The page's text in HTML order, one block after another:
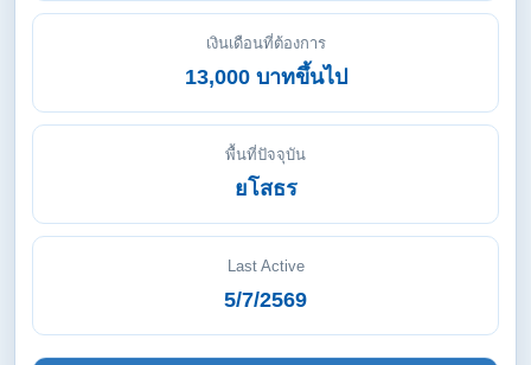
เงินเดือนที่ต้องการ
13,000 บาทขึ้นไป
พื้นที่ปัจจุบัน
ยโสธร
Last Active
5/7/2569